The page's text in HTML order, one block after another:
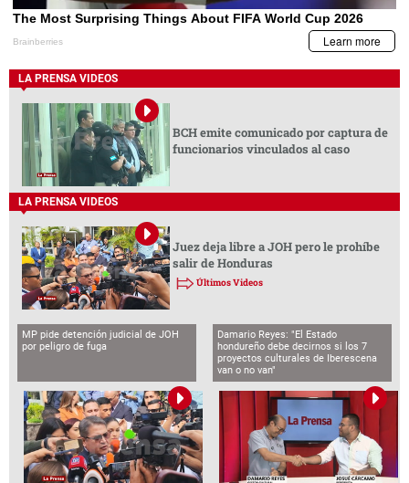
LA PRENSA VIDEOS
BCH emite comunicado por captura de
funcionarios vinculados al caso
LA PRENSA VIDEOS
Juez deja libre a JOH pero le prohíbe
salir de Honduras
Últimos Videos
MP pide detención judicial de JOH
por peligro de fuga
Damario Reyes: "El Estado
hondureño debe decirnos si los 7
proyectos culturales de Iberescena
van o no van"